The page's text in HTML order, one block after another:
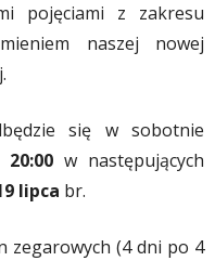
pojęciami z zakresu
naszej nowej
się w sobotnie
20:00 w następujących
lipca br.
zegarowych (4 dni po 4